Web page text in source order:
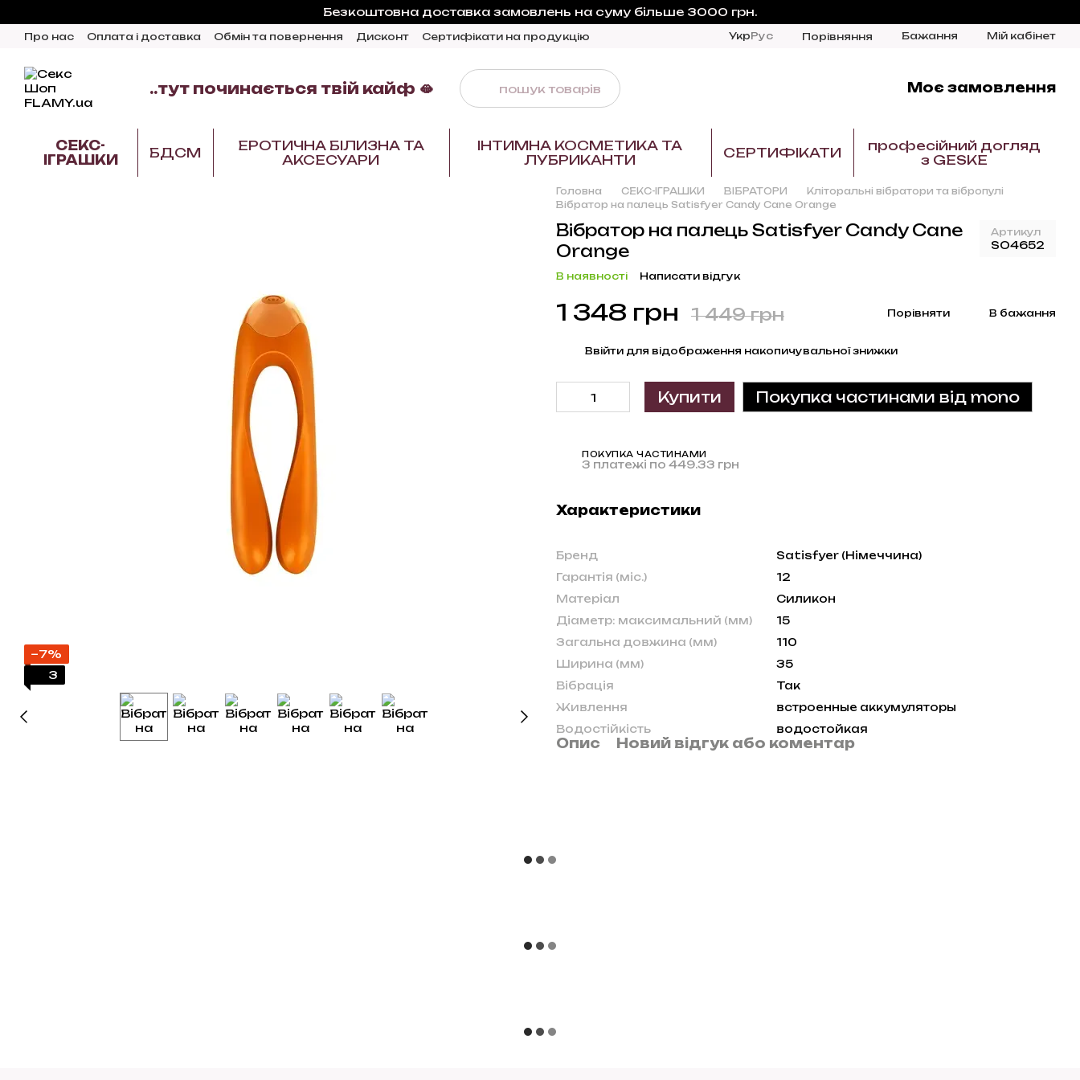
Безкоштовна доставка замовлень на суму більше 3000 грн.
Про нас Оплата і доставка Обмін та повернення Дисконт
Сертифікати на продукцію
УкрРус Порівняння Бажання Мій кабінет
..тут починається твій кайф 🫦 Моє замовлення
СЕКС-
ІГРАШКИ
БДСМ
ЕРОТИЧНА БІЛИЗНА ТА
АКСЕСУАРИ
ІНТИМНА КОСМЕТИКА ТА
ЛУБРИКАНТИ
СЕРТИФІКАТИ
професійний догляд
з GESKE
−7%
3
Головна СЕКС-ІГРАШКИ ВІБРАТОРИ
Кліторальні вібратори та вібропулі
Вібратор на палець Satisfyer Candy Cane Orange
Вібратор на палець Satisfyer Candy Cane
Orange
Артикул
SO4652
В наявності Написати відгук
1 348 грн 1 449 грн Порівняти В бажання
Ввійти для відображення накопичувальної знижки
Купити Покупка частинами від mono
ПОКУПКА ЧАСТИНАМИ
3 платежі по 449.33 грн
Характеристики
Бренд
Satisfyer (Німеччина)
Гарантія (міс.)
12
Матеріал
Силикон
Діаметр: максимальний (мм)
15
Загальна довжина (мм)
110
Ширина (мм)
35
Вібрація
Так
Живлення
встроенные аккумуляторы
Водостійкість
водостойкая
Опис Новий відгук або коментар